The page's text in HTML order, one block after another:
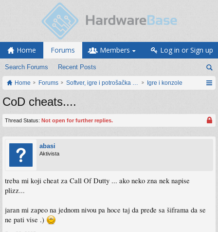
Home Forums
Search Forums Recent Posts
Members Log in or Sign up
Home Forums Softver, igre i potrošačka elektronikaIgre i konzole
CoD cheats....
Thread Status: Not open for further replies.
abasi
Aktivista
treba mi koji cheat za Call Of Dutty ... ako neko zna nek napise
plizz...
jaran mi zapeo na jednom nivou pa hoce taj da pređe sa šiframa da se
ne pati vise .)